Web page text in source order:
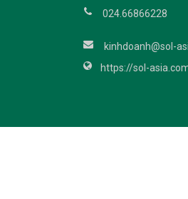
024.66866228
kinhdoanh@sol-
https://sol-